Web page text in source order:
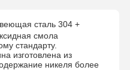
сталь 304 +
смола
стандарту.
изготовлена из
никеля более